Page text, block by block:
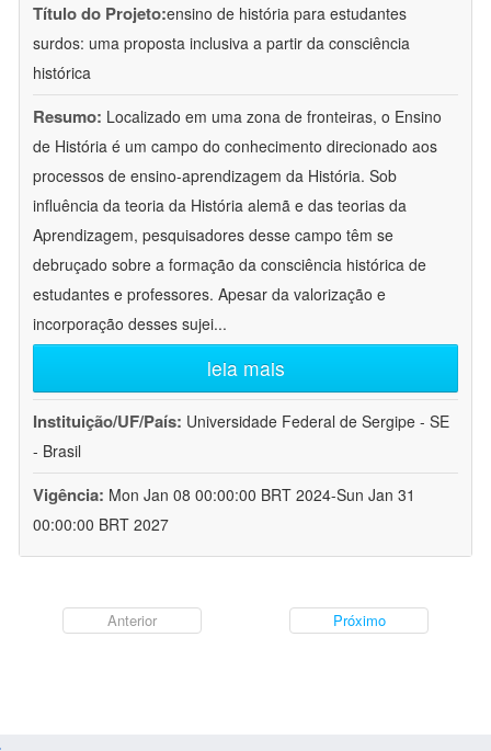
Título do Projeto:ensino de história para estudantes
surdos: uma proposta inclusiva a partir da consciência
histórica
Resumo: Localizado em uma zona de fronteiras, o Ensino
de História é um campo do conhecimento direcionado aos
processos de ensino-aprendizagem da História. Sob
influência da teoria da História alemã e das teorias da
Aprendizagem, pesquisadores desse campo têm se
debruçado sobre a formação da consciência histórica de
estudantes e professores. Apesar da valorização e
incorporação desses sujei...
leia mais
Instituição/UF/País: Universidade Federal de Sergipe - SE
- Brasil
Vigência: Mon Jan 08 00:00:00 BRT 2024-Sun Jan 31
00:00:00 BRT 2027
Anterior Próximo